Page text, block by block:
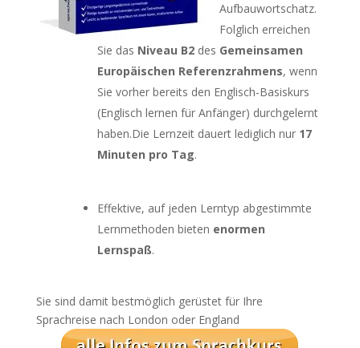
Aufbauwortschatz.
Folglich erreichen
Sie das Niveau B2des Gemeinsamen
Europäischen Referenzrahmens, wenn
Sie vorher bereits den Englisch-Basiskurs
(Englisch lernen für Anfänger) durchgelernt
haben.Die Lernzeit dauert lediglich nur 17
Minuten pro Tag.
Effektive, auf jeden Lerntyp abgestimmte
Lernmethoden bieten enormen
Lernspaß.
Sie sind damit bestmöglich gerüstet für Ihre
Sprachreise nach London oder England